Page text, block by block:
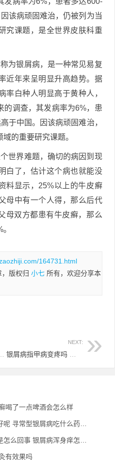
该病顽固难治，仍被列为当
究课题，是全世界皮肤科重
为银屑病，是一种常见易复
近年来呈明显升高趋势。据
率白种人明显高于黄种人，
的调查，其发病率为6%，患
于中国。因该病顽固难治，
的重要研究课题。
世界难题，确切的病因到现
白了，估计这个病也就能没
料显示，25%以上的牛皮癣
母中有一个人得，那么后代
母双方都患有牛皮癣，那么
164731.html
版权归 小七 所有，欢迎分享本
NEXT:
喝了一点啤酒会怎么样
常型银屑病吃什么药效果好
回事 银屑病浑身痒怎么办
有效果吗